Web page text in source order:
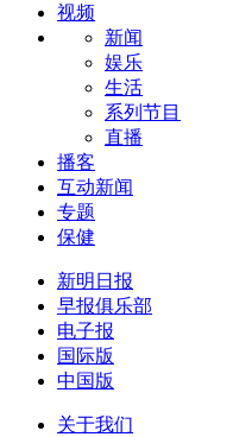
视频
新闻
娱乐
生活
系列节目
直播
播客
互动新闻
专题
保健
新明日报
早报俱乐部
电子报
国际版
中国版
关于我们